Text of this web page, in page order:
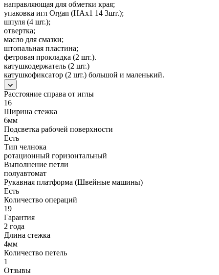
направляющая для обметки края;
упаковка игл Organ (HAx1 14 3шт.);
шпуля (4 шт.);
отвертка;
масло для смазки;
штопальная пластина;
фетровая прокладка (2 шт.).
катушкодержатель (2 шт.)
катушкофиксатор (2 шт.) большой и маленький.
Расстояние справа от иглы
16
Ширина стежка
6мм
Подсветка рабочей поверхности
Есть
Тип челнока
ротационный горизонтальный
Выполнение петли
полуавтомат
Рукавная платформа (Швейные машины)
Есть
Количество операций
19
Гарантия
2 года
Длина стежка
4мм
Количество петель
1
Отзывы